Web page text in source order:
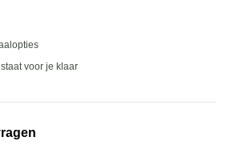
staat voor je klaar